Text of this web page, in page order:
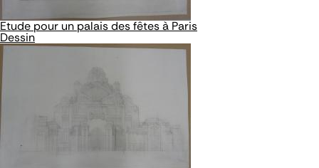
Etude pour un palais des fêtes à Paris
Dessin